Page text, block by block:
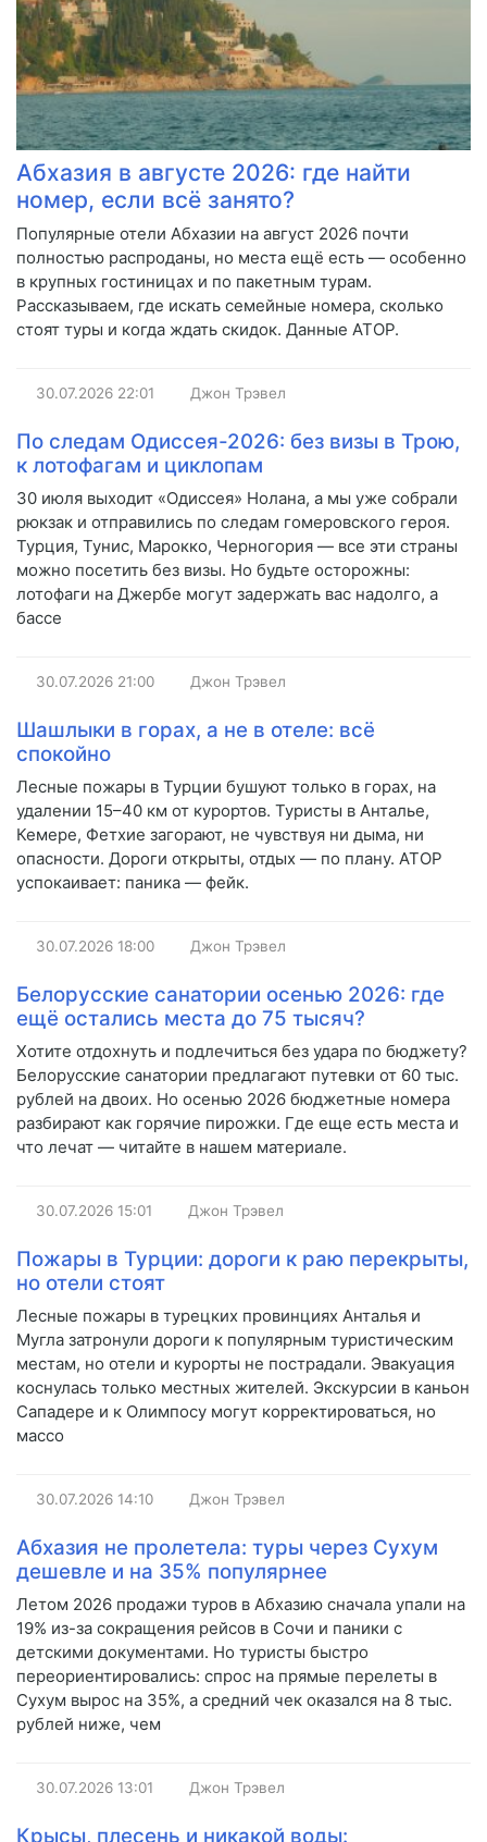
Абхазия в августе 2026: где найти
номер, если всё занято?
Популярные отели Абхазии на август 2026 почти
полностью распроданы, но места ещё есть — особенно
в крупных гостиницах и по пакетным турам.
Рассказываем, где искать семейные номера, сколько
стоят туры и когда ждать скидок. Данные АТОР.
30.07.2026 22:01 Джон Трэвел
По следам Одиссея-2026: без визы в Трою,
к лотофагам и циклопам
30 июля выходит «Одиссея» Нолана, а мы уже собрали
рюкзак и отправились по следам гомеровского героя.
Турция, Тунис, Марокко, Черногория — все эти страны
можно посетить без визы. Но будьте осторожны:
лотофаги на Джербе могут задержать вас надолго, а
бассе
30.07.2026 21:00 Джон Трэвел
Шашлыки в горах, а не в отеле: всё
спокойно
Лесные пожары в Турции бушуют только в горах, на
удалении 15–40 км от курортов. Туристы в Анталье,
Кемере, Фетхие загорают, не чувствуя ни дыма, ни
опасности. Дороги открыты, отдых — по плану. АТОР
успокаивает: паника — фейк.
30.07.2026 18:00 Джон Трэвел
Белорусские санатории осенью 2026: где
ещё остались места до 75 тысяч?
Хотите отдохнуть и подлечиться без удара по бюджету?
Белорусские санатории предлагают путевки от 60 тыс.
рублей на двоих. Но осенью 2026 бюджетные номера
разбирают как горячие пирожки. Где еще есть места и
что лечат — читайте в нашем материале.
30.07.2026 15:01 Джон Трэвел
Пожары в Турции: дороги к раю перекрыты,
но отели стоят
Лесные пожары в турецких провинциях Анталья и
Мугла затронули дороги к популярным туристическим
местам, но отели и курорты не пострадали. Эвакуация
коснулась только местных жителей. Экскурсии в каньон
Сападере и к Олимпосу могут корректироваться, но
массо
30.07.2026 14:10 Джон Трэвел
Абхазия не пролетела: туры через Сухум
дешевле и на 35% популярнее
Летом 2026 продажи туров в Абхазию сначала упали на
19% из-за сокращения рейсов в Сочи и паники с
детскими документами. Но туристы быстро
переориентировались: спрос на прямые перелеты в
Сухум вырос на 35%, а средний чек оказался на 8 тыс.
рублей ниже, чем
30.07.2026 13:01 Джон Трэвел
Крысы, плесень и никакой воды: